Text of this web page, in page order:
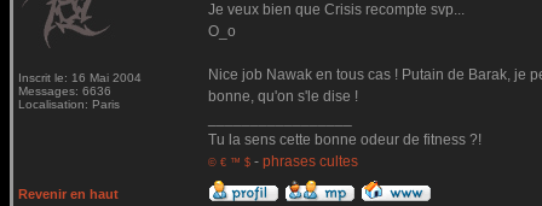
Inscrit le: 16 Mai 2004
Messages: 6636
Localisation: Paris
Je veux bien que Crisis recompte svp...
O_o
Nice job Nawak en tous cas ! Putain de Barak, je
bonne, qu'on s'le dise !
Tu la sens cette bonne odeur de fitness ?!
© € ™ $ - phrases cultes
Revenir en haut